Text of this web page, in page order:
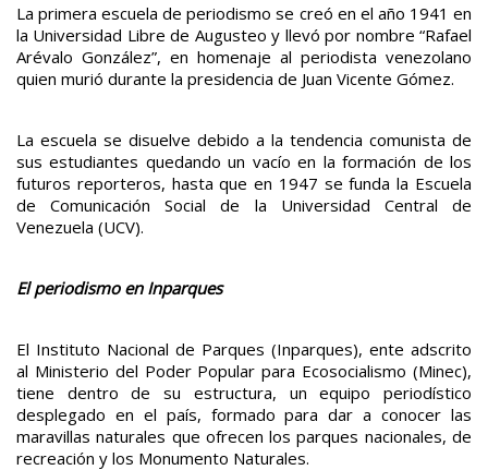
La primera escuela de periodismo se creó en el año 1941 en
la Universidad Libre de Augusteo y llevó por nombre “Rafael
Arévalo González”, en homenaje al periodista venezolano
quien murió durante la presidencia de Juan Vicente Gómez.
La escuela se disuelve debido a la tendencia comunista de
sus estudiantes quedando un vacío en la formación de los
futuros reporteros, hasta que en 1947 se funda la Escuela
de Comunicación Social de la Universidad Central de
Venezuela (UCV).
El periodismo en Inparques
El Instituto Nacional de Parques (Inparques), ente adscrito
al Ministerio del Poder Popular para Ecosocialismo (Minec),
tiene dentro de su estructura, un equipo periodístico
desplegado en el país, formado para dar a conocer las
maravillas naturales que ofrecen los parques nacionales, de
recreación y los Monumento Naturales.